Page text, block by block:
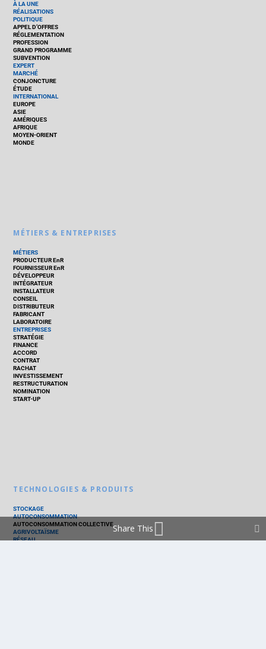
À LA UNE
RÉALISATIONS
POLITIQUE
APPEL D’OFFRES
RÉGLEMENTATION
PROFESSION
GRAND PROGRAMME
SUBVENTION
EXPERT
MARCHÉ
CONJONCTURE
ÉTUDE
INTERNATIONAL
EUROPE
ASIE
AMÉRIQUES
AFRIQUE
MOYEN-ORIENT
MONDE
MÉTIERS & ENTREPRISES
MÉTIERS
PRODUCTEUR EnR
FOURNISSEUR EnR
DÉVELOPPEUR
INTÉGRATEUR
INSTALLATEUR
CONSEIL
DISTRIBUTEUR
FABRICANT
LABORATOIRE
ENTREPRISES
STRATÉGIE
FINANCE
ACCORD
CONTRAT
RACHAT
INVESTISSEMENT
RESTRUCTURATION
NOMINATION
START-UP
TECHNOLOGIES & PRODUITS
STOCKAGE
AUTOCONSOMMATION
AUTOCONSOMMATION COLLECTIVE
AGRIVOLTAÏSME
RÉSEAU
Share This